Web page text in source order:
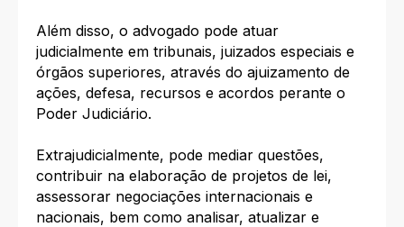
Além disso, o advogado pode atuar
judicialmente em tribunais, juizados especiais e
órgãos superiores, através do ajuizamento de
ações, defesa, recursos e acordos perante o
Poder Judiciário.
Extrajudicialmente, pode mediar questões,
contribuir na elaboração de projetos de lei,
assessorar negociações internacionais e
nacionais, bem como analisar, atualizar e